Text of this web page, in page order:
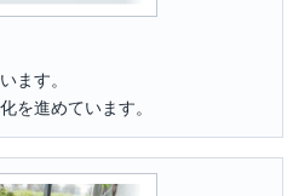
ます。
を進めています。